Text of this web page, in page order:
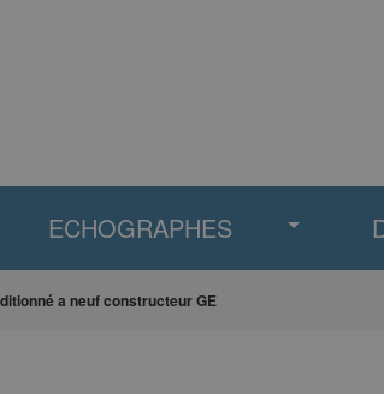
ECHOGRAPHES
a neuf constructeur GE